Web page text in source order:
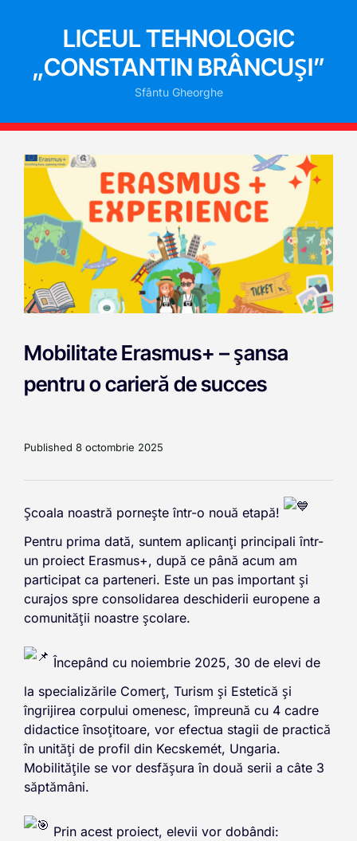
LICEUL TEHNOLOGIC
„CONSTANTIN BRÂNCUȘI”
Sfântu Gheorghe
Mobilitate Erasmus+ – șansa
pentru o carieră de succes
Published 8 octombrie 2025
Școala noastră pornește într-o nouă etapă!
Pentru prima dată, suntem aplicanți principali într-
un proiect Erasmus+, după ce până acum am
participat ca parteneri. Este un pas important și
curajos spre consolidarea deschiderii europene a
comunității noastre școlare.
Începând cu noiembrie 2025, 30 de elevi de
la specializările Comerț, Turism și Estetică și
îngrijirea corpului omenesc, împreună cu 4 cadre
didactice însoțitoare, vor efectua stagii de practică
în unități de profil din Kecskemét, Ungaria.
Mobilitățile se vor desfășura în două serii a câte 3
săptămâni.
Prin acest proiect, elevii vor dobândi: